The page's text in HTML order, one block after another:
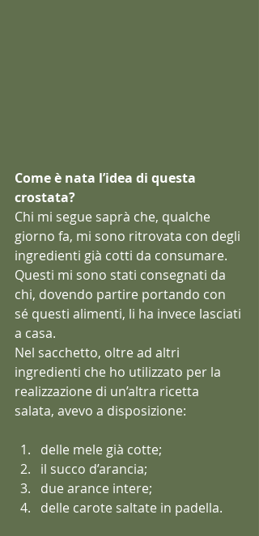
Come è nata l’idea di questa
crostata?
Chi mi segue saprà che, qualche
giorno fa, mi sono ritrovata con degli
ingredienti già cotti da consumare.
Questi mi sono stati consegnati da
chi, dovendo partire portando con
sé questi alimenti, li ha invece lasciati
a casa.
Nel sacchetto, oltre ad altri
ingredienti che ho utilizzato per la
realizzazione di un’altra ricetta
salata, avevo a disposizione:
delle mele già cotte;
il succo d’arancia;
due arance intere;
delle carote saltate in padella.